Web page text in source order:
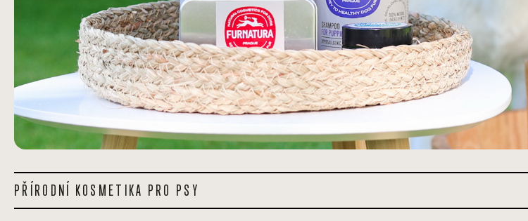
PŘÍRODNÍ KOSMETIKA PRO PSY